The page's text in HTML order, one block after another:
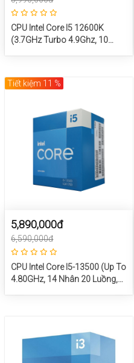
CPU Intel Core I5 12600K
(3.7GHz Turbo 4.9Ghz, 10
Tiết kiệm 11 %
5,890,000đ
6,590,000đ
CPU Intel Core I5-13500 (Up To
4.80GHz, 14 Nhân 20 Luồng,